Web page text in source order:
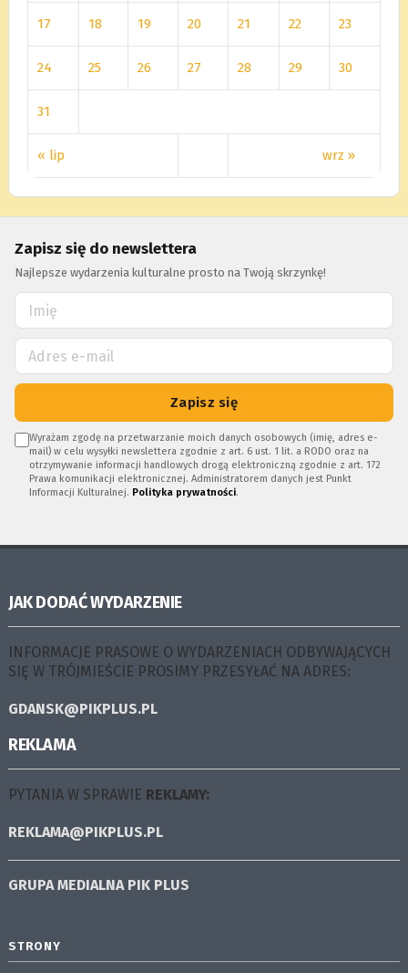
« lip wrz »
17 18 19 20 21 22 23
24 25 26 27 28 29 30
31
Zapisz się do newslettera
Najlepsze wydarzenia kulturalne prosto na Twoją skrzynkę!
Zapisz się
Wyrażam zgodę na przetwarzanie moich danych osobowych (imię, adres e-
mail) w celu wysyłki newslettera zgodnie z art. 6 ust. 1 lit. a RODO oraz na
otrzymywanie informacji handlowych drogą elektroniczną zgodnie z art. 172
Prawa komunikacji elektronicznej. Administratorem danych jest Punkt
Informacji Kulturalnej. Polityka prywatności.
JAK DODAĆ WYDARZENIE
INFORMACJE PRASOWE O WYDARZENIACH ODBYWAJĄCYCH
SIĘ W TRÓJMIEŚCIE PROSIMY PRZESYŁAĆ NA ADRES:
GDANSK@PIKPLUS.PL
REKLAMA
PYTANIA W SPRAWIE REKLAMY:
REKLAMA@PIKPLUS.PL
GRUPA MEDIALNA PIK PLUS
STRONY